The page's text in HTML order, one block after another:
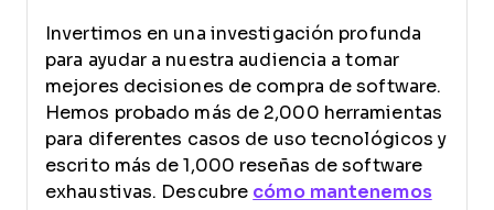
Invertimos en una investigación profunda
para ayudar a nuestra audiencia a tomar
mejores decisiones de compra de software.
Hemos probado más de 2,000 herramientas
para diferentes casos de uso tecnológicos y
escrito más de 1,000 reseñas de software
exhaustivas. Descubre cómo mantenemos